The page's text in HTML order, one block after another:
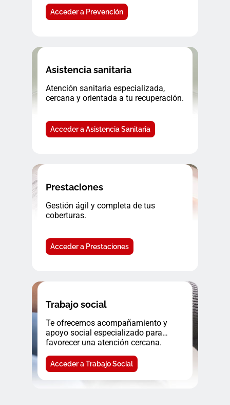
Acceder a Prevención
Asistencia sanitaria
Atención sanitaria especializada,
cercana y orientada a tu recuperación.
Acceder a Asistencia Sanitaria
Prestaciones
Gestión ágil y completa de tus
coberturas.
Acceder a Prestaciones
Trabajo social
Te ofrecemos acompañamiento y
apoyo social especializado para
favorecer una atención cercana.
Acceder a Trabajo Social